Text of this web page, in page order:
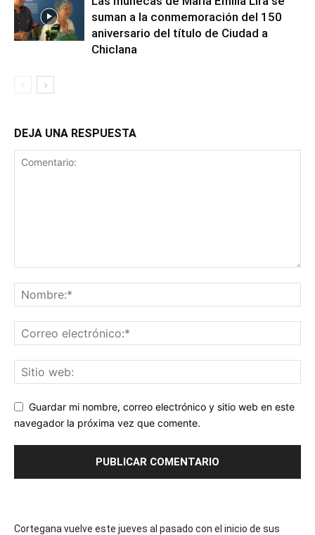
suman a la conmemoración del 150
aniversario del título de Ciudad a
Chiclana
DEJA UNA RESPUESTA
Guardar mi nombre, correo electrónico y sitio web en este
navegador la próxima vez que comente.
Cortegana vuelve este jueves al pasado con el inicio de sus